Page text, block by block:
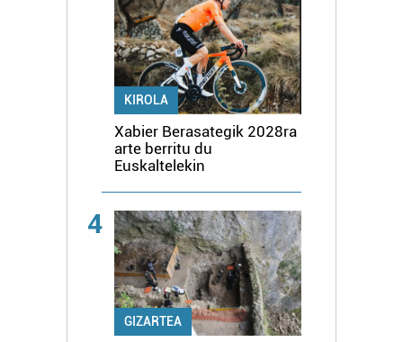
KIROLA
Xabier Berasategik 2028ra
arte berritu du
Euskaltelekin
4
GIZARTEA